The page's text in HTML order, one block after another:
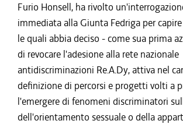
Furio Honsell, ha rivolto
immediata alla Giunta Fedriga per
le quali abbia deciso - come sua prima
di revocare l'adesione alla rete nazionale
antidiscriminazioni Re.A.Dy, attiva nel
definizione di percorsi e progetti volti a
l'emergere di fenomeni discriminatori
dell'orientamento sessuale o della